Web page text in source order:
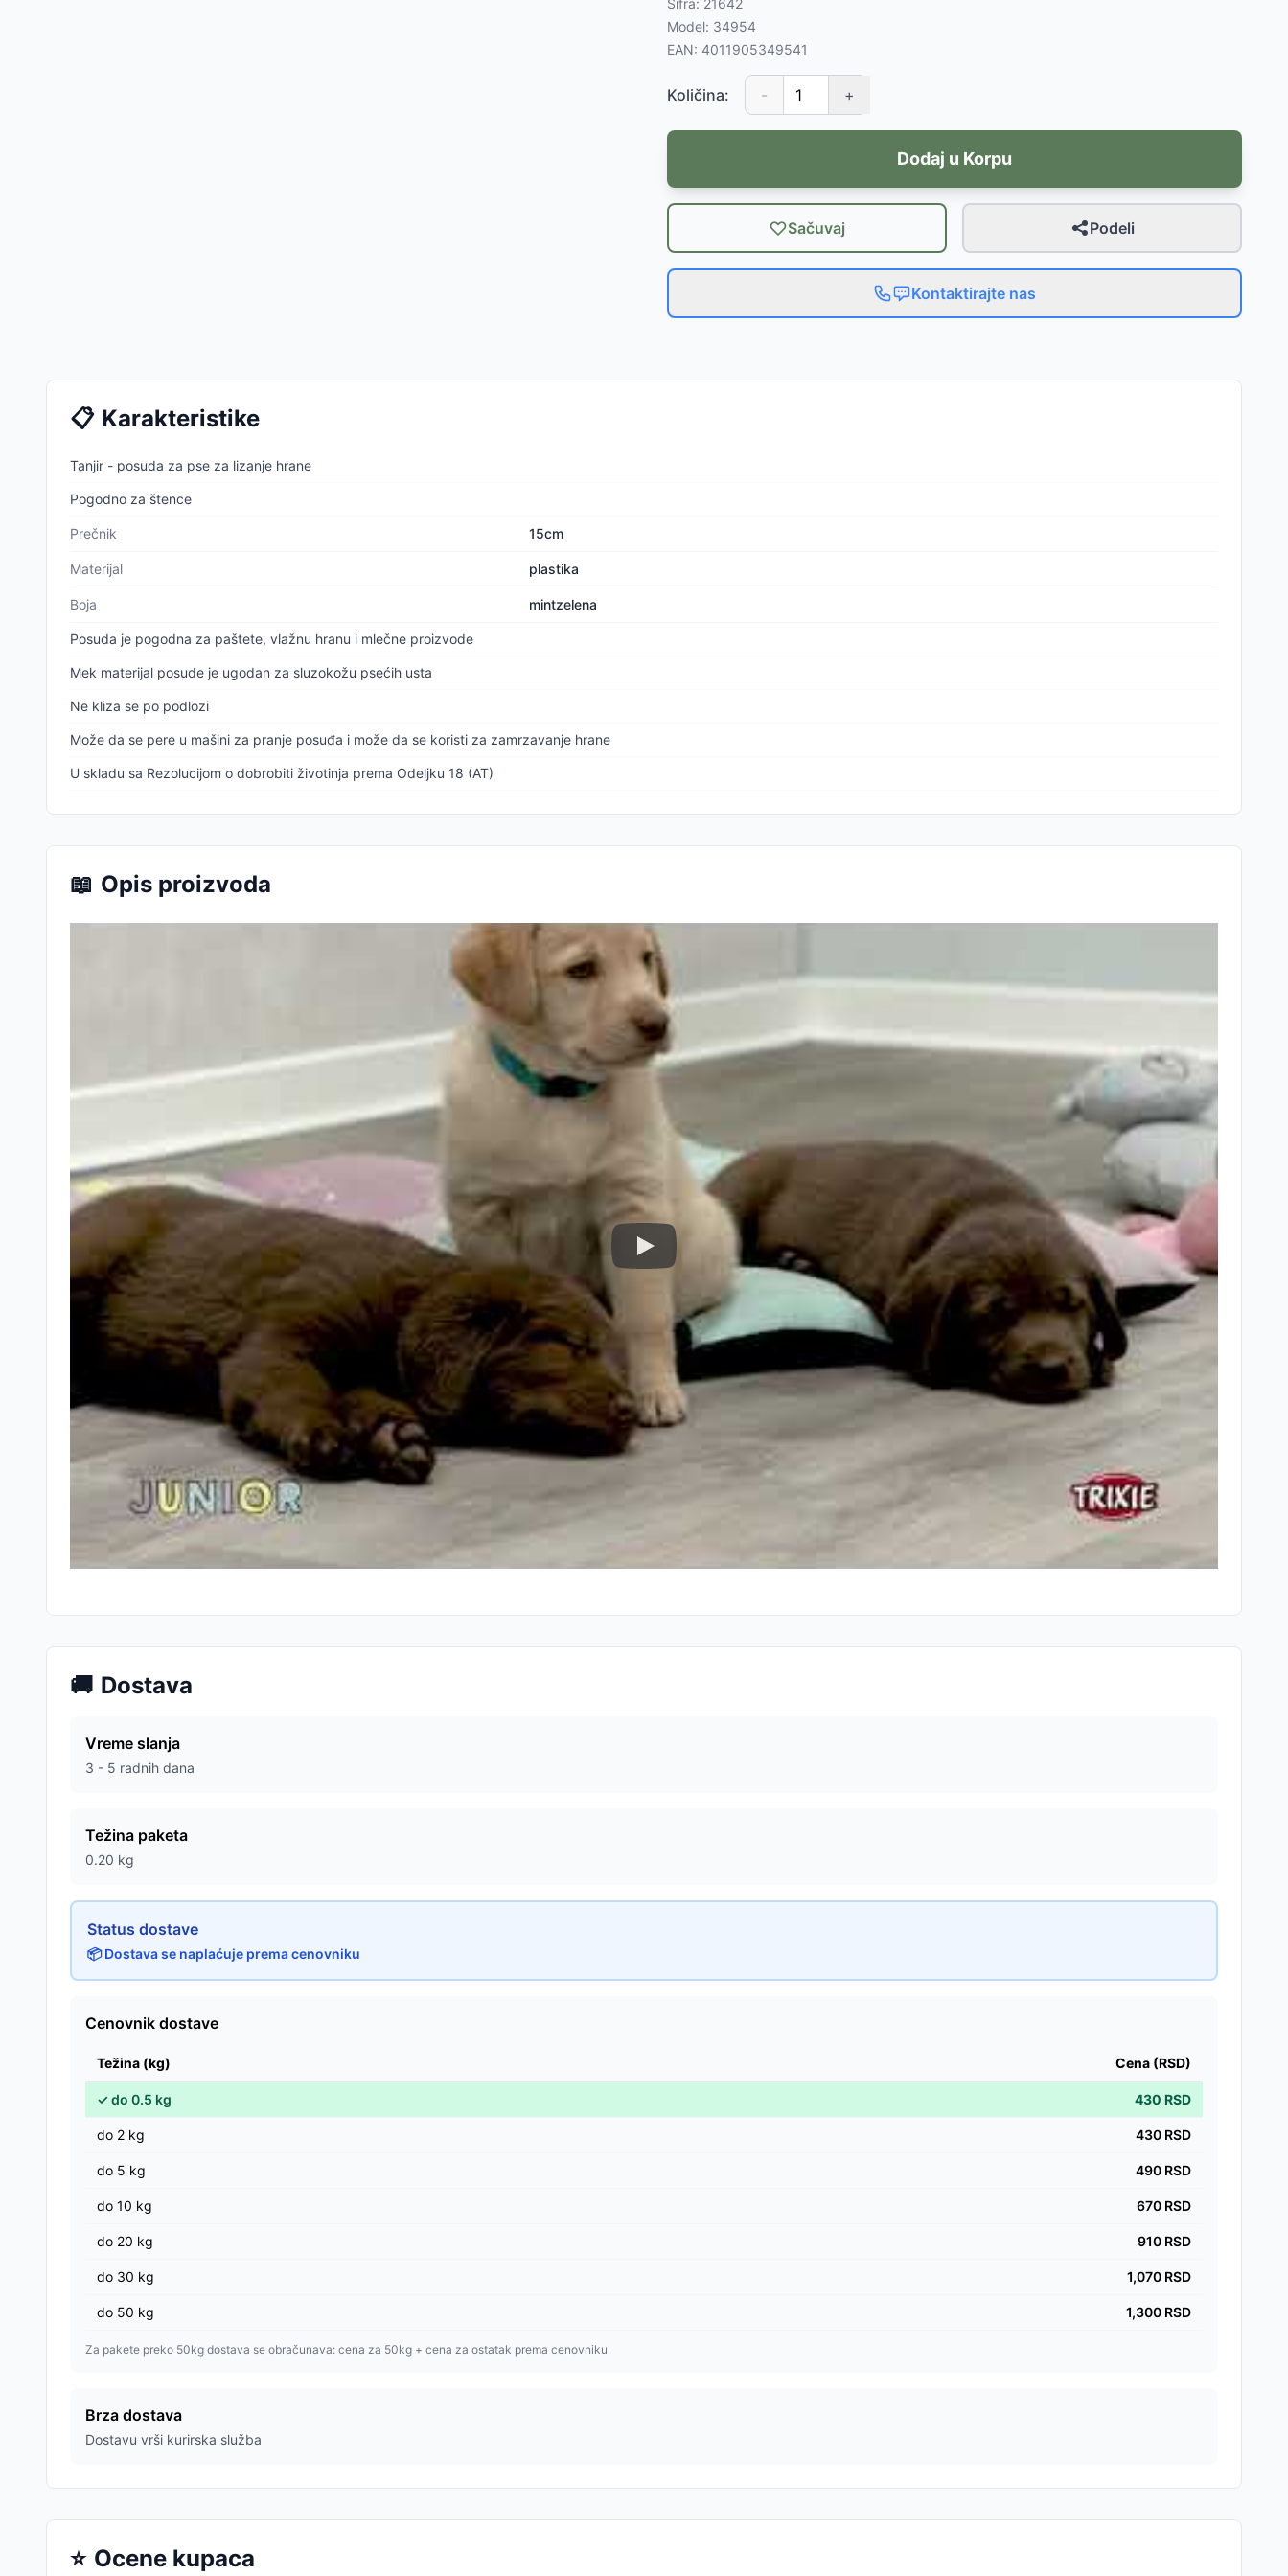
Šifra: 21642
Model: 34954
EAN: 4011905349541
Količina: - +
Dodaj u Korpu
Sačuvaj Podeli
Kontaktirajte nas
📋 Karakteristike
Tanjir - posuda za pse za lizanje hrane
Pogodno za štence
Prečnik 15cm
Materijal plastika
Boja mintzelena
Posuda je pogodna za paštete, vlažnu hranu i mlečne proizvode
Mek materijal posude je ugodan za sluzokožu psećih usta
Ne kliza se po podlozi
Može da se pere u mašini za pranje posuđa i može da se koristi za zamrzavanje hrane
U skladu sa Rezolucijom o dobrobiti životinja prema Odeljku 18 (AT)
📖 Opis proizvoda
🚚 Dostava
Vreme slanja
3 - 5 radnih dana
Težina paketa
0.20 kg
Status dostave
📦 Dostava se naplaćuje prema cenovniku
Cenovnik dostave
Težina (kg) Cena (RSD)
✓do 0.5 kg 430 RSD
do 2 kg 430 RSD
do 5 kg 490 RSD
do 10 kg 670 RSD
do 20 kg 910 RSD
do 30 kg 1,070 RSD
do 50 kg 1,300 RSD
Za pakete preko 50kg dostava se obračunava: cena za 50kg + cena za ostatak prema cenovniku
Brza dostava
Dostavu vrši kurirska služba
⭐ Ocene kupaca